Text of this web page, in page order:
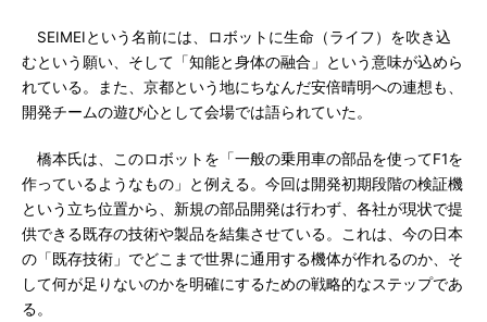
SEIMEIという名前には、ロボットに生命（ライフ）を吹き込
むという願い、そして「知能と身体の融合」という意味が込めら
れている。また、京都という地にちなんだ安倍晴明への連想も、
開発チームの遊び心として会場では語られていた。
橋本氏は、このロボットを「一般の乗用車の部品を使ってF1を
作っているようなもの」と例える。今回は開発初期段階の検証機
という立ち位置から、新規の部品開発は行わず、各社が現状で提
供できる既存の技術や製品を結集させている。これは、今の日本
の「既存技術」でどこまで世界に通用する機体が作れるのか、そ
して何が足りないのかを明確にするための戦略的なステップであ
る。